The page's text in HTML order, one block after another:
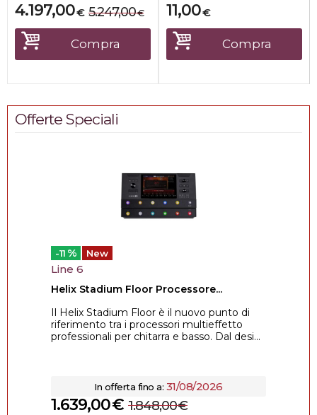
€
4.197,00 €
5.247,00
Compra
€
11,00
Compra
Offerte Speciali
-11 % New
Line 6
Helix Stadium Floor Processore...
Il Helix Stadium Floor è il nuovo punto di
riferimento tra i processori multieffetto
professionali per chitarra e basso. Dal desi...
In offerta fino a: 31/08/2026
€
1.639,00 €
1.848,00